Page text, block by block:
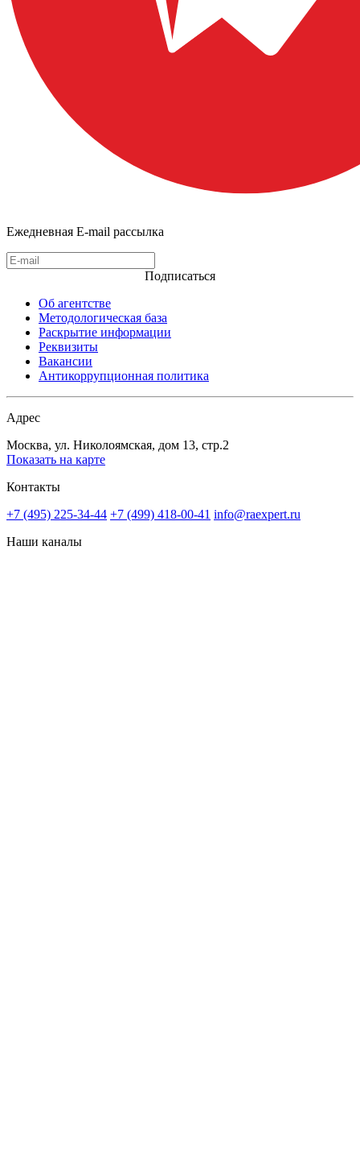
Ежедневная E-mail рассылка
Подписаться
Об агентстве
Методологическая база
Раскрытие информации
Реквизиты
Вакансии
Антикоррупционная политика
Адрес
Москва, ул. Николоямская, дом 13, стр.2
Показать на карте
Контакты
+7 (495) 225-34-44 +7 (499) 418-00-41 info@raexpert.ru
Наши каналы